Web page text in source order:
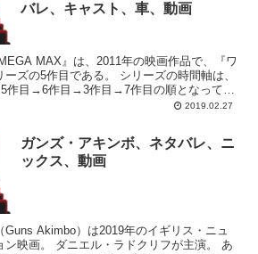
バレ、キャスト、車、動画
MAX』は、2011年の映画作品で、『ワ
である。 シリーズの時間軸は、
目→6作目→3作目→7作目の順となってい
2019.02.27
ガンズ・アキンボ、ネタバレ、ニ
ックス、動画
Guns Akimbo）は2019年のイギリス・ニュ
リフが主演。 あ